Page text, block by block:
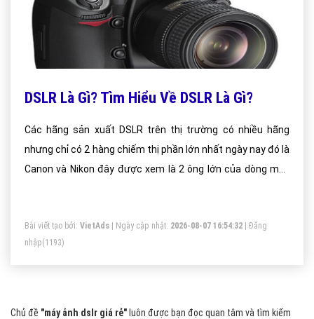
DSLR Là Gì? Tìm Hiểu Về DSLR Là Gì?
Các hãng sản xuất DSLR trên thị trường có nhiều hãng
nhưng chỉ có 2 hàng chiếm thị phần lớn nhất ngày nay đó là
Canon và Nikon đây được xem là 2 ông lớn của dòng máy
Bài viết tạo bởi: VietAds | Ngày cập nhật: 2026-08-07 16:54:32
Đăng
nhập(1193)
Chủ đề "máy ảnh dslr giá rẻ" luôn được bạn đọc quan tâm và tìm kiếm